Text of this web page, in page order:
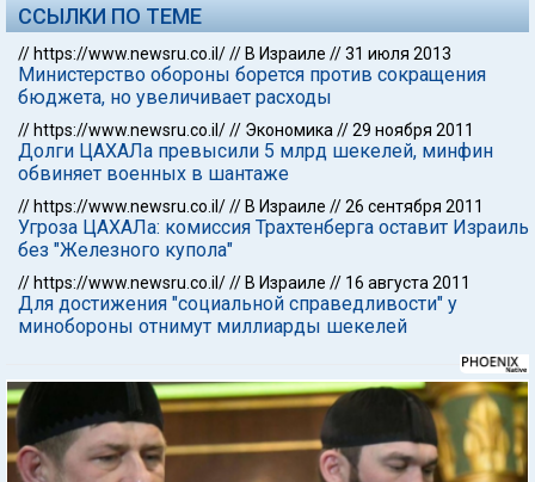
ССЫЛКИ ПО ТЕМЕ
// https://www.newsru.co.il/// В Израиле //31 июля 2013
Министерство обороны борется против сокращения
бюджета, но увеличивает расходы
// https://www.newsru.co.il/// Экономика //29 ноября 2011
Долги ЦАХАЛа превысили 5 млрд шекелей, минфин
обвиняет военных в шантаже
// https://www.newsru.co.il/// В Израиле //26 сентября 2011
Угроза ЦАХАЛа: комиссия Трахтенберга оставит Израиль
без "Железного купола"
// https://www.newsru.co.il/// В Израиле // 16 августа 2011
Для достижения "социальной справедливости" у
минобороны отнимут миллиарды шекелей